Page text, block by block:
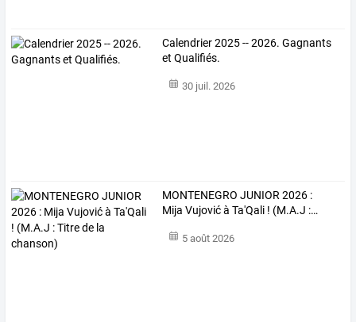
Calendrier 2025 -- 2026. Gagnants
et Qualifiés.
30 juil. 2026
MONTENEGRO JUNIOR 2026 :
Mija Vujovićà Ta'Qali ! (M.A.J :…
5 août 2026